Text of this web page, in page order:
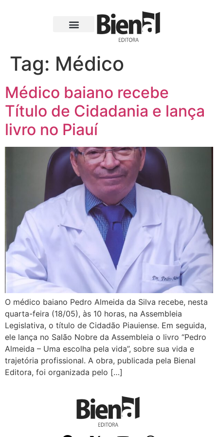
Tag: Médico
Médico baiano recebe
Título de Cidadania e lança
livro no Piauí
O médico baiano Pedro Almeida da Silva recebe, nesta
quarta-feira (18/05), às 10 horas, na Assembleia
Legislativa, o título de Cidadão Piauiense. Em seguida,
ele lança no Salão Nobre da Assembleia o livro “Pedro
Almeida – Uma escolha pela vida”, sobre sua vida e
trajetória profissional. A obra, publicada pela Bienal
Editora, foi organizada pelo […]